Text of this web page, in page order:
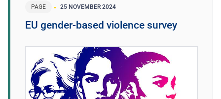
PAGE 25 NOVEMBER 2024
EU gender-based violence survey